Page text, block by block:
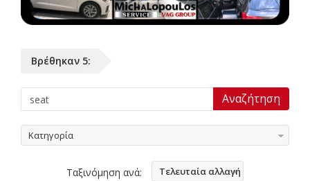
Βρέθηκαν 5:
Κατηγορία
Ταξινόμηση ανά: Τελευταία αλλαγή